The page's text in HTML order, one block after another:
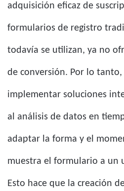
adquisición eficaz de
formularios de registro
todavía se utilizan, ya no
de conversión. Por lo tanto,
implementar soluciones
al análisis de datos en
adaptar la forma y el
muestra el formulario a un
Esto hace que la creación